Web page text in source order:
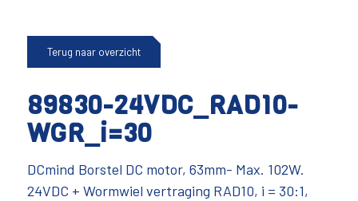
Terug naar overzicht
89830-24VDC_RAD10-
WGR_i=30
DCmind Borstel DC motor, 63mm- Max. 102W.
24VDC + Wormwiel vertraging RAD10, i = 30:1,